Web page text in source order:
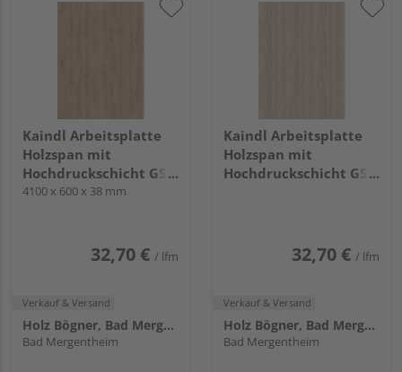
Kaindl Arbeitsplatte
Holzspan mit
Hochdruckschicht GS3
0 35252 AT Eiche
4100 x 600 x 38 mm
32,70 € / lfm
Verkauf & Versand
Holz Bögner, Bad Mergentheim
Bad Mergentheim
Kaindl Arbeitsplatte
Holzspan mit
Hochdruckschicht GS3
32,70 € / lfm
Verkauf & Versand
Holz Bögner, Bad Mergentheim
Bad Mergentheim